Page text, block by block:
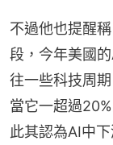
不過他也提醒
段，今年美國
往一些科技周
當它一超過
此其認為AI中